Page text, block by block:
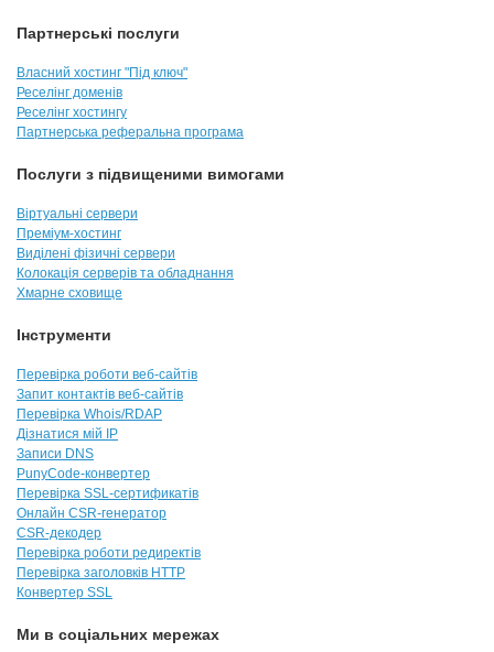
Партнерські послуги
Власний хостинг "Під ключ"
Реселінг доменів
Реселінг хостингу
Партнерська реферальна програма
Послуги з підвищеними вимогами
Віртуальні сервери
Преміум-хостинг
Виділені фізичні сервери
Колокація серверів та обладнання
Хмарне сховище
Інструменти
Перевірка роботи веб-сайтів
Запит контактів веб-сайтів
Перевірка Whois/RDAP
Дізнатися мій IP
Записи DNS
PunyCode-конвертер
Перевірка SSL-сертификатів
Онлайн CSR-генератор
CSR-декодер
Перевірка роботи редиректів
Перевірка заголовків HTTP
Конвертер SSL
Ми в соціальних мережах